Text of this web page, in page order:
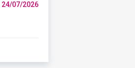
24/07/2026